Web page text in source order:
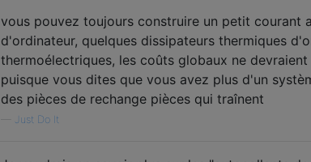
vous pouvez toujours construire un petit courant
d'ordinateur, quelques dissipateurs thermiques
thermoélectriques, les coûts globaux ne
puisque vous dites que vous avez plus d'un
des pièces de rechange pièces qui traînent
Just Do It